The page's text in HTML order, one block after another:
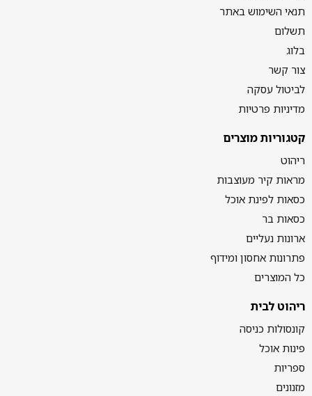
תנאי השימוש באתר
תשלום
בלוג
צור קשר
לביטול עסקה
מדיניות פרטיות
קטגוריות מוצרים
ריהוט
מראות קיר מעוצבות
כסאות לפינת אוכל
כסאות בר
ארונות נעליים
פתרונות אחסון ומידוף
כל המוצרים
ריהוט לבית
קונסולות כניסה
פינות אוכל
ספריות
מזנונים